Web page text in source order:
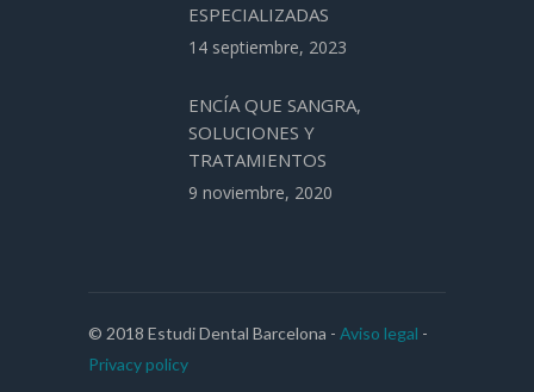
ESPECIALIZADAS
14 septiembre, 2023
ENCÍA QUE SANGRA,
SOLUCIONES Y
TRATAMIENTOS
9 noviembre, 2020
© 2018 Estudi Dental Barcelona - Aviso legal -
Privacy policy